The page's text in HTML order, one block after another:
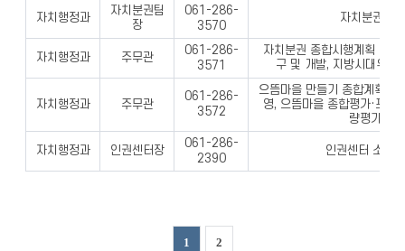
자치행정과
자치분권팀
장
061-286-
3570
자치분권업
자치행정과 주무관
061-286-
3571
자치분권 종합시행계획 수
구 및 개발, 지방시대위원
자치행정과 주무관
061-286-
3572
으뜸마을 만들기 종합계획,
영, 으뜸마을 종합평가·포상
량평가 추
자치행정과 인권센터장
061-286-
2390
인권센터 소관
1 2